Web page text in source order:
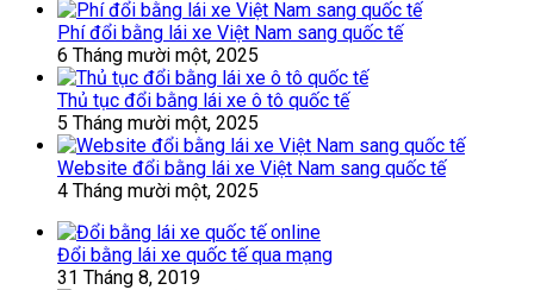
Phí đổi bằng lái xe Việt Nam sang quốc tế
6 Tháng mười một, 2025
Thủ tục đổi bằng lái xe ô tô quốc tế
5 Tháng mười một, 2025
Website đổi bằng lái xe Việt Nam sang quốc tế
4 Tháng mười một, 2025
Đổi bằng lái xe quốc tế qua mạng
31 Tháng 8, 2019